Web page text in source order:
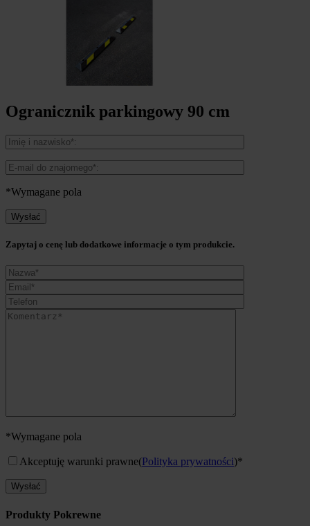
Ogranicznik parkingowy 90 cm
*Wymagane pola
Zapytaj o cenę lub dodatkowe informacje o tym produkcie.
*Wymagane pola
Akceptuję warunki prawne(Polityka prywatności)*
Produkty Pokrewne